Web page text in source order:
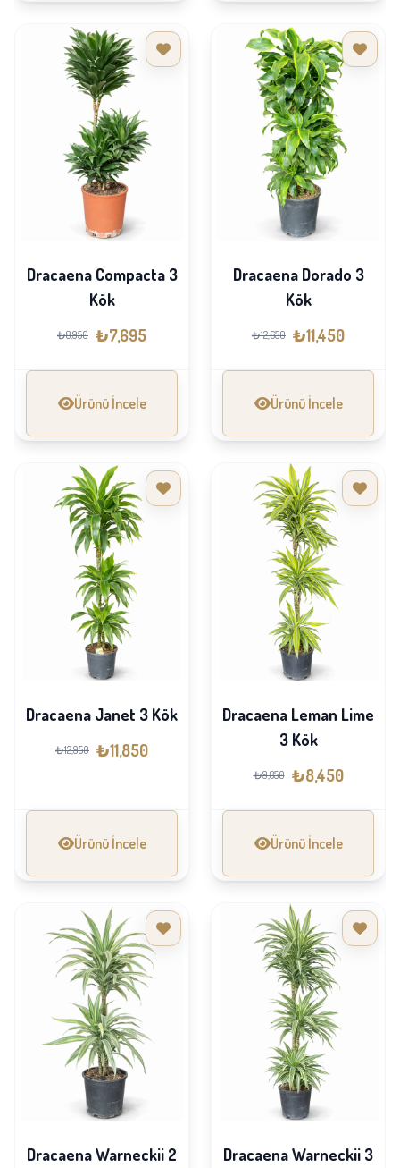
Dracaena Compacta 3
Kök
₺8,950 ₺7,695
Ürünü İncele
Dracaena Dorado 3
Kök
₺12,650 ₺11,450
Ürünü İncele
Dracaena Janet 3 Kök
₺12,950 ₺11,850
Ürünü İncele
Dracaena Leman Lime
3 Kök
₺9,850 ₺8,450
Ürünü İncele
Dracaena Warneckii 2
Dracaena Warneckii 3